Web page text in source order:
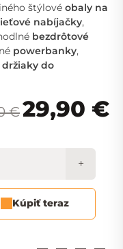
štýlové obaly na
nabíjačky,
bezdrôtové
powerbanky,
držiaky do
€29,90 €
+
Kúpiť teraz